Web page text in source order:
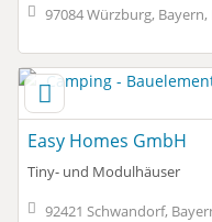
97084 Würzburg,
Easy Homes GmbH
Tiny- und Modulhäuser
92421 Schwandorf,